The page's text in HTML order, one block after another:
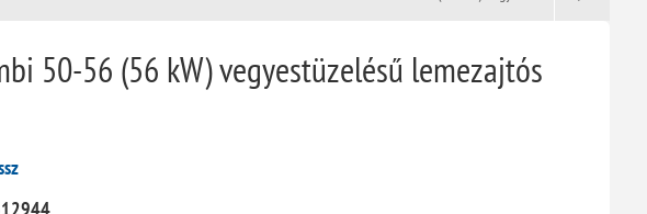
50-56 (56 kW) vegyestüzelésű lemezajtós